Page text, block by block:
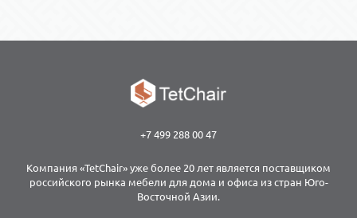
+7 499 288 00 47
Компания «TetChair» уже более 20 лет является поставщиком
российского рынка мебели для дома и офиса из стран Юго-
Восточной Азии.